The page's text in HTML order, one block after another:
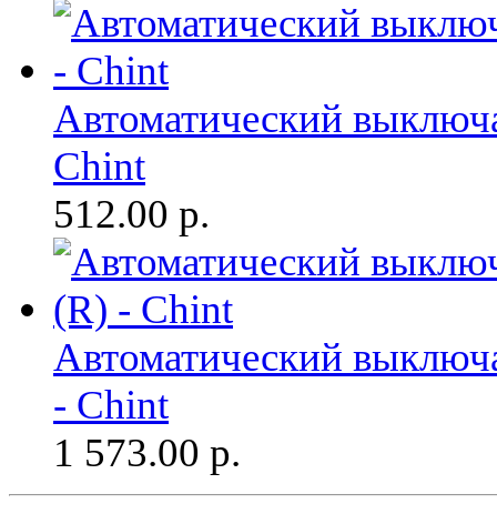
Автоматический
Chint
512.00 р.
Автоматический
- Chint
1 573.00 р.